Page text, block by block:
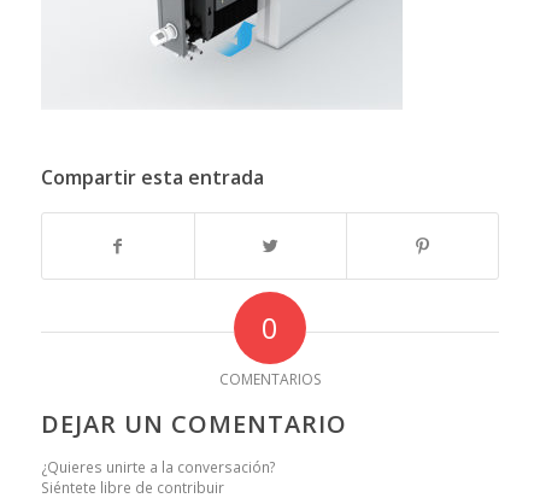
Compartir esta entrada
0
COMENTARIOS
DEJAR UN COMENTARIO
¿Quieres unirte a la conversación?
Siéntete libre de contribuir